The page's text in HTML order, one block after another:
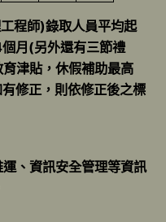
程師)錄取人員平均起
月(另外還有三節禮
津貼，休假補助最高
修正，則依修正後之標
、資訊安全管理等資訊